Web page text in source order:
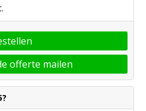
offerte mailen